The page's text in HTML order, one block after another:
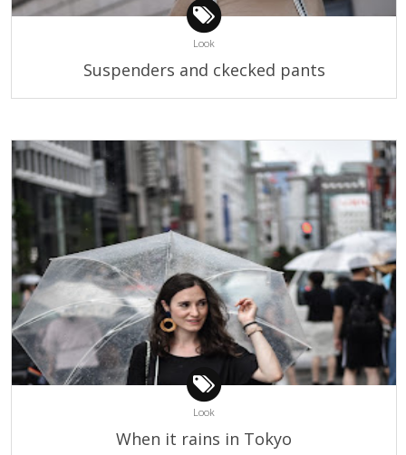
Look
Suspenders and ckecked pants
Look
When it rains in Tokyo